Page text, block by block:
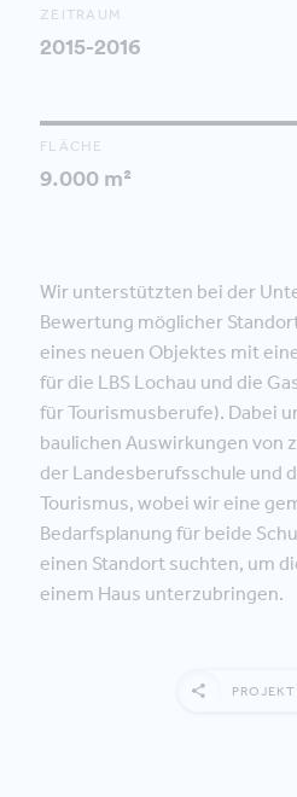
ZEITRAUM
2015-2016
FLÄCHE
9.000 m²
Wir unterstützten bei der
Bewertung möglicher
eines neuen Objektes mit
für die LBS Lochau und die
für Tourismusberufe). Dabei
baulichen Auswirkungen von
der Landesberufsschule und
Tourismus, wobei wir eine
Bedarfsplanung für beide
einen Standort suchten, um
einem Haus unterzubringen.